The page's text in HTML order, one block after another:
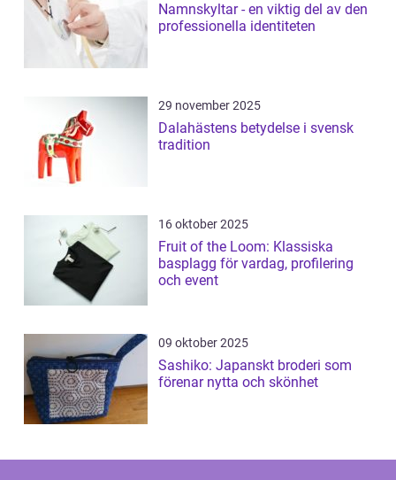
Namnskyltar - en viktig del av den
professionella identiteten
29 november 2025
Dalahästens betydelse i svensk
tradition
16 oktober 2025
Fruit of the Loom: Klassiska
basplagg för vardag, profilering
och event
09 oktober 2025
Sashiko: Japanskt broderi som
förenar nytta och skönhet